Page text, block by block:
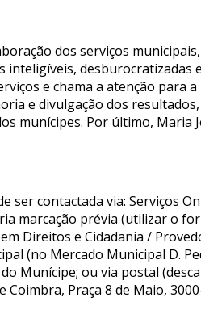
dos serviços
desburocratizadas
e chama a atenção para
e divulgação dos
munícipes. Por último, Maria
ser contactada via: Serviços
marcação prévia (utilizar o
Direitos e Cidadania /
(no Mercado Municipal D.
Munícipe; ou via postal
Praça 8 de Maio,